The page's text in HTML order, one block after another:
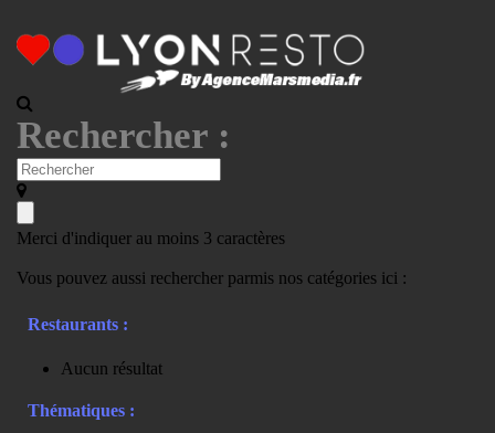
Rechercher :
Merci d'indiquer au moins 3 caractères
Vous pouvez aussi rechercher parmis nos catégories ici :
Restaurants :
Aucun résultat
Thématiques :